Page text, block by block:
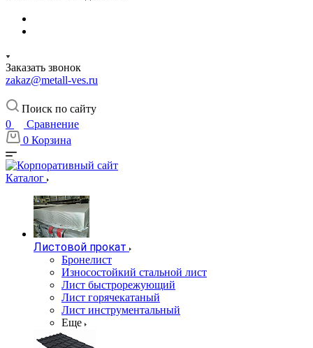
Заказать звонок
zakaz@metall-ves.ru
Поиск по сайту
0
Сравнение
0 Корзина
Каталог
Листовой прокат
Бронелист
Износостойкий стальной лист
Лист быстрорежующий
Лист горячекатаный
Лист инструментальный
Еще